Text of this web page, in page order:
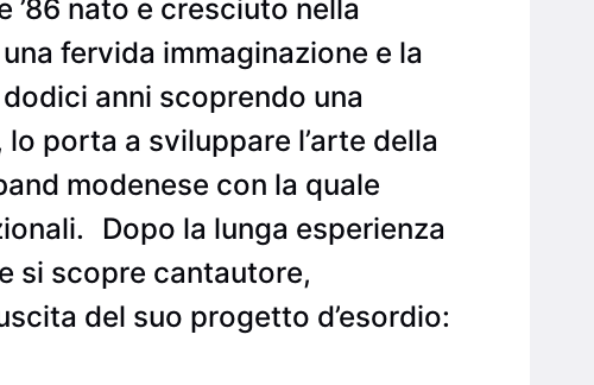
’86 nato e cresciuto nella
fervida immaginazione e la
anni scoprendo una
porta a sviluppare l’arte della
modenese con la quale
Dopo la lunga esperienza
si scopre cantautore,
del suo progetto d’esordio: